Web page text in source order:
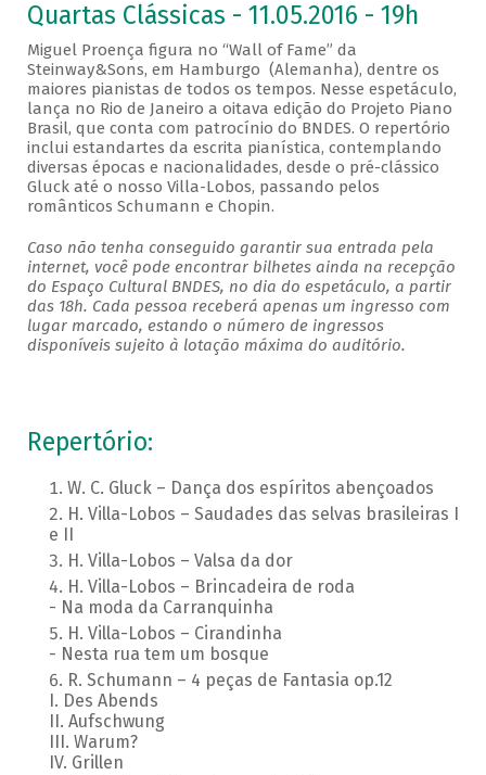
Quartas Clássicas - 11.05.2016 - 19h
Miguel Proença figura no “Wall of Fame” da
Steinway&Sons, em Hamburgo (Alemanha), dentre os
maiores pianistas de todos os tempos. Nesse espetáculo,
lança no Rio de Janeiro a oitava edição do Projeto Piano
Brasil, que conta com patrocínio do BNDES. O repertório
inclui estandartes da escrita pianística, contemplando
diversas épocas e nacionalidades, desde o pré-clássico
Gluck até o nosso Villa-Lobos, passando pelos
românticos Schumann e Chopin.
Caso não tenha conseguido garantir sua entrada pela
internet, você pode encontrar bilhetes ainda na recepção
do Espaço Cultural BNDES, no dia do espetáculo, a partir
das 18h. Cada pessoa receberá apenas um ingresso com
lugar marcado, estando o número de ingressos
disponíveis sujeito à lotação máxima do auditório.
Repertório:
W. C. Gluck – Dança dos espíritos abençoados
H. Villa-Lobos – Saudades das selvas brasileiras I
e II
H. Villa-Lobos – Valsa da dor
H. Villa-Lobos – Brincadeira de roda
- Na moda da Carranquinha
H. Villa-Lobos – Cirandinha
- Nesta rua tem um bosque
R. Schumann – 4 peças de Fantasia op.12
I. Des Abends
II. Aufschwung
III. Warum?
IV. Grillen